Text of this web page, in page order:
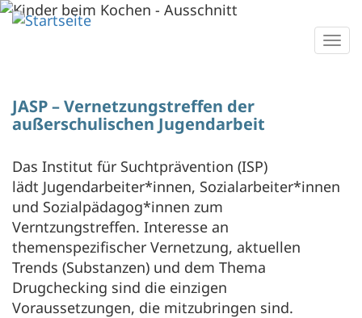
Direkt
zum
JASP – Vernetzungstreffen der
außerschulischen Jugendarbeit
Das Institut für Suchtprävention (ISP)
lädt Jugendarbeiter*innen, Sozialarbeiter*innen
und Sozialpädagog*innen zum
Verntzungstreffen. Interesse an
themenspezifischer Vernetzung, aktuellen
Trends (Substanzen) und dem Thema
Drugchecking sind die einzigen
Voraussetzungen, die mitzubringen sind.